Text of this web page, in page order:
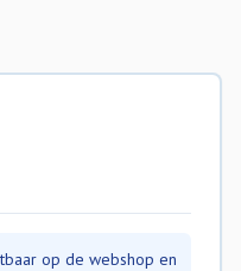
op de webshop en